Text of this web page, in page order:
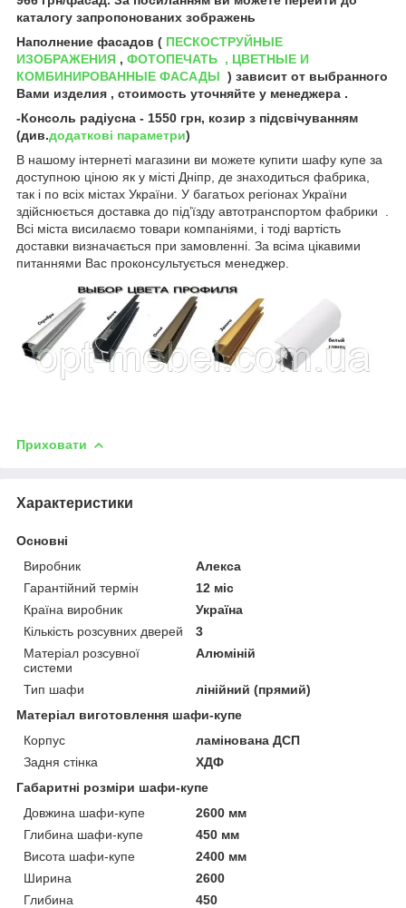
каталогу запропонованих зображень
Наполнение фасадов ( ПЕСКОСТРУЙНЫЕ
ИЗОБРАЖЕНИЯ , ФОТОПЕЧАТЬ , ЦВЕТНЫЕ И
КОМБИНИРОВАННЫЕ ФАСАДЫ ) зависит от выбранного
Вами изделия , стоимость уточняйте у менеджера .
-Консоль радіусна - 1550 грн, козир з підсвічуванням
(див.додаткові параметри)
В нашому інтернеті магазини ви можете купити шафу купе за
доступною ціною як у місті Дніпр, де знаходиться фабрика,
так і по всіх містах України. У багатьох регіонах України
здійснюється доставка до під’їзду автотранспортом фабрики .
Всі міста висилаємо товари компаніями, і тоді вартість
доставки визначається при замовленні. За всіма цікавими
питаннями Вас проконсультується менеджер.
Приховати
Характеристики
Основні
Виробник
Алекса
Гарантійний термін
12 міс
Країна виробник
Україна
Кількість розсувних дверей
3
Матеріал розсувної
системи
Алюміній
Тип шафи
лінійний (прямий)
Матеріал виготовлення шафи-купе
Корпус
ламінована ДСП
Задня стінка
ХДФ
Габаритні розміри шафи-купе
Довжина шафи-купе
2600 мм
Глибина шафи-купе
450 мм
Висота шафи-купе
2400 мм
Ширина
2600
Глибина
450